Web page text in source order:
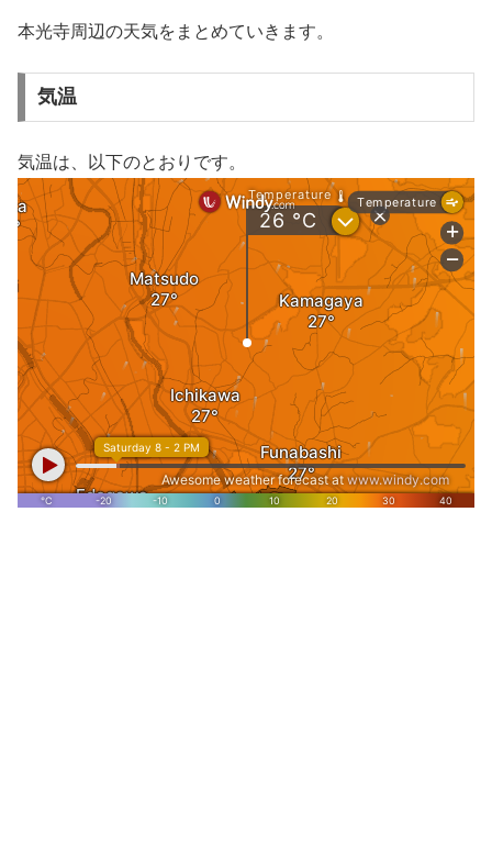
本光寺周辺の天気をまとめていきます。
気温
気温は、以下のとおりです。